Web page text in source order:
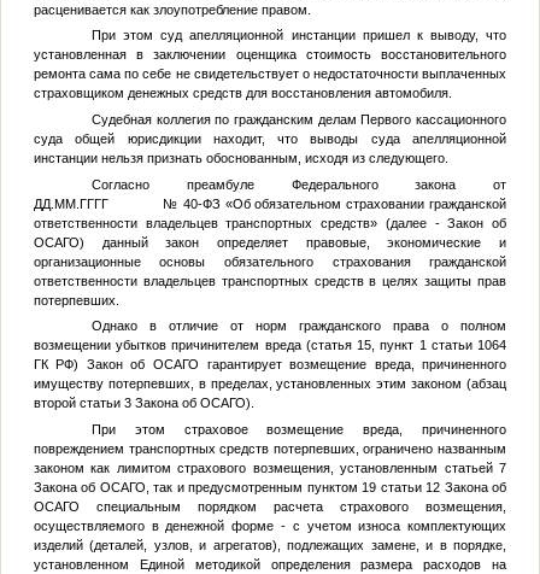
расценивается как злоупотребление правом.
При этом суд апелляционной инстанции пришел к выводу, что
установленная в заключении оценщика стоимость восстановительного
ремонта сама по себе не свидетельствует о недостаточности выплаченных
страховщиком денежных средств для восстановления автомобиля.
Судебная коллегия по гражданским делам Первого кассационного
суда общей юрисдикции находит, что выводы суда апелляционной
инстанции нельзя признать обоснованным, исходя из следующего.
Согласно преамбуле Федерального закона от
ДД.ММ.ГГГГ№ 40-ФЗ «Об обязательном страховании гражданской
ответственности владельцев транспортных средств» (далее - Закон об
ОСАГО) данный закон определяет правовые, экономические и
организационные основы обязательного страхования гражданской
ответственности владельцев транспортных средств в целях защиты прав
потерпевших.
Однако в отличие от норм гражданского права о полном
возмещении убытков причинителем вреда (статья 15, пункт 1 статьи 1064
ГК РФ) Закон об ОСАГО гарантирует возмещение вреда, причиненного
имуществу потерпевших, в пределах, установленных этим законом (абзац
второй статьи 3 Закона об ОСАГО).
При этом страховое возмещение вреда, причиненного
повреждением транспортных средств потерпевших, ограничено названным
законом как лимитом страхового возмещения, установленным статьей 7
Закона об ОСАГО, так и предусмотренным пунктом 19 статьи 12 Закона об
ОСАГО специальным порядком расчета страхового возмещения,
осуществляемого в денежной форме - с учетом износа комплектующих
изделий (деталей, узлов, и агрегатов), подлежащих замене, и в порядке,
установленном Единой методикой определения размера расходов на